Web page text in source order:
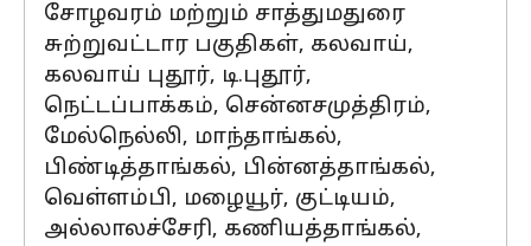
சோழவரம் மற்றும் சாத்துமதுரை
சுற்றுவட்டார பகுதிகள், கலவாய்,
கலவாய் புதூர், டி.புதூர்,
நெட்டப்பாக்கம், சென்னசமுத்திரம்,
மேல்நெல்லி, மாந்தாங்கல்,
பிண்டித்தாங்கல், பின்னத்தாங்கல்,
வெள்ளம்பி, மழையூர், குட்டியம்,
அல்லாலச்சேரி, கணியத்தாங்கல்,